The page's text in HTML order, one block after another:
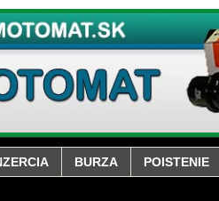
BURZA POISTENIE